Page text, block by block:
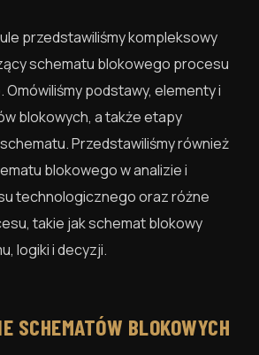
przedstawiliśmy kompleksowy
schematu blokowego procesu
podstawy, elementy i
blokowych, a także etapy
Przedstawiliśmy również
blokowego w analizie i
technologicznego oraz różne
takie jak schemat blokowy
logiki i decyzji.
SCHEMATÓW BLOKOWYCH